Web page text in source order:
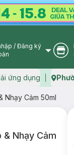
User Icon
/ Đăng ký
ứng dụng
Nhạy Cảm 50ml
& Nhạy Cảm